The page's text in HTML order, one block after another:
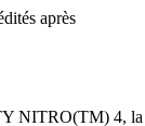
après
NITRO(TM) 4, la